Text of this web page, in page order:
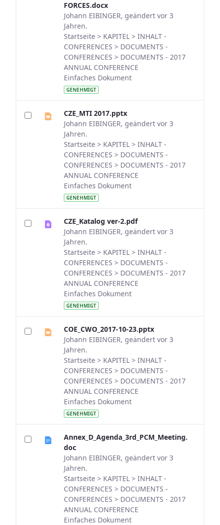
FORCES.docx
Johann EIBINGER, geändert vor 3
Jahren.
Startseite > KAPITEL > INHALT -
CONFERENCES > DOCUMENTS -
CONFERENCES > DOCUMENTS - 2017
ANNUAL CONFERENCE
Einfaches Dokument
GENEHMIGT
CZE_MTI 2017.pptx
Johann EIBINGER, geändert vor 3
Jahren.
Startseite > KAPITEL > INHALT -
CONFERENCES > DOCUMENTS -
CONFERENCES > DOCUMENTS - 2017
ANNUAL CONFERENCE
Einfaches Dokument
GENEHMIGT
CZE_Katalog ver-2.pdf
Johann EIBINGER, geändert vor 3
Jahren.
Startseite > KAPITEL > INHALT -
CONFERENCES > DOCUMENTS -
CONFERENCES > DOCUMENTS - 2017
ANNUAL CONFERENCE
Einfaches Dokument
GENEHMIGT
COE_CWO_2017-10-23.pptx
Johann EIBINGER, geändert vor 3
Jahren.
Startseite > KAPITEL > INHALT -
CONFERENCES > DOCUMENTS -
CONFERENCES > DOCUMENTS - 2017
ANNUAL CONFERENCE
Einfaches Dokument
GENEHMIGT
Annex_D_Agenda_3rd_PCM_Meeting.
doc
Johann EIBINGER, geändert vor 3
Jahren.
Startseite > KAPITEL > INHALT -
CONFERENCES > DOCUMENTS -
CONFERENCES > DOCUMENTS - 2017
ANNUAL CONFERENCE
Einfaches Dokument